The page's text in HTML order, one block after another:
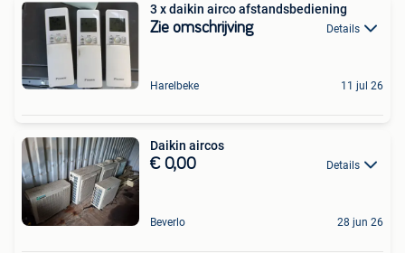
3 x daikin airco afstandsbediening
Zie omschrijving Details
Harelbeke 11 jul 26
Daikin aircos
€ 0,00 Details
Beverlo 28 jun 26